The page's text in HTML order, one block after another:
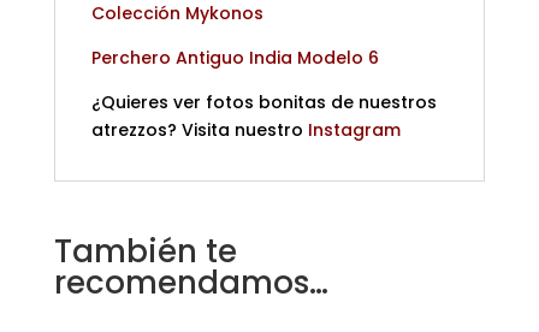
Colección Mykonos
Perchero Antiguo India Modelo 6
¿Quieres ver fotos bonitas de nuestros
atrezzos? Visita nuestro Instagram
También te
recomendamos…